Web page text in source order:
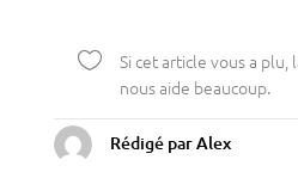

Si cet article vous a plu,
nous aide beaucoup.
Rédigé par Alex